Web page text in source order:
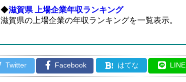
◆滋賀県 上場企業年収ランキング
滋賀県の上場企業の年収ランキングを一覧表示。
Twitter Facebook ! はてな LINE